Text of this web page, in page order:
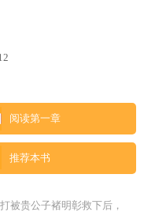
阅读第一章
推荐本书
被贵公子褚明彰救下后，